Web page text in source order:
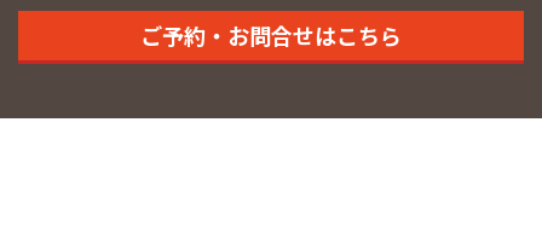
ご予約・お問合せはこちら